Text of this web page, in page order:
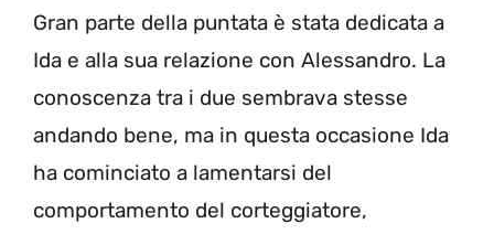
Gran parte della puntata è stata dedicata a
Ida e alla sua relazione con Alessandro. La
conoscenza tra i due sembrava stesse
andando bene, ma in questa occasione Ida
ha cominciato a lamentarsi del
comportamento del corteggiatore,